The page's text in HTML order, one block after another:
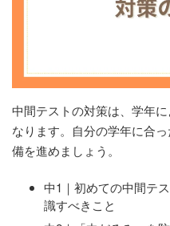
中間テストの対策は、学年
なります。自分の学年に合
備を進めましょう。
中1｜初めての中間テ
識すべきこと